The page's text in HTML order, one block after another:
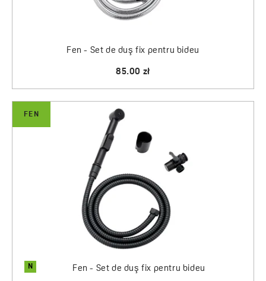
Fen - Set de duş fix pentru bideu
85.00 zł
FEN
N Fen - Set de duş fix pentru bideu